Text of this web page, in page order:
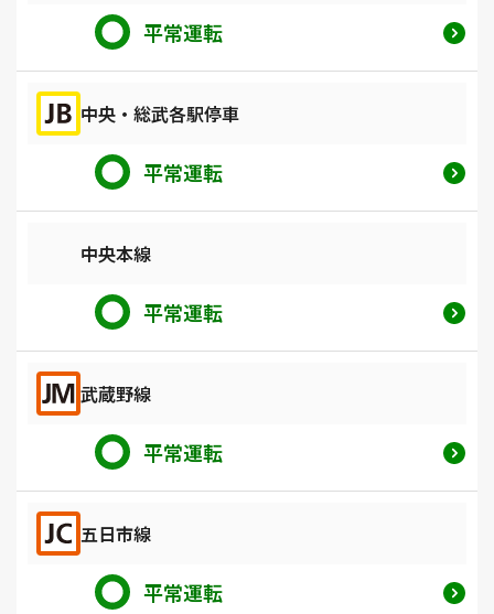
平常運転
中央・総武各駅停車
平常運転
中央本線
平常運転
武蔵野線
平常運転
五日市線
平常運転